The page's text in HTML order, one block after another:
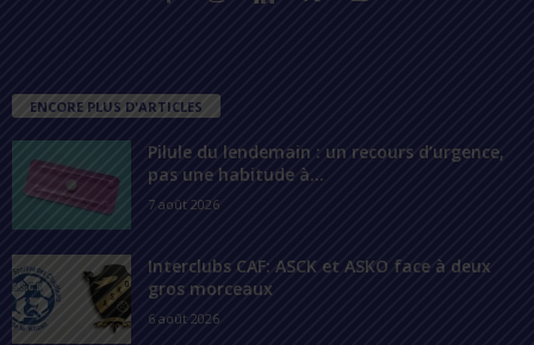
ENCORE PLUS D'ARTICLES
Pilule du lendemain : un recours d’urgence,
pas une habitude à...
7 août 2026
Interclubs CAF: ASCK et ASKO face à deux
gros morceaux
6 août 2026